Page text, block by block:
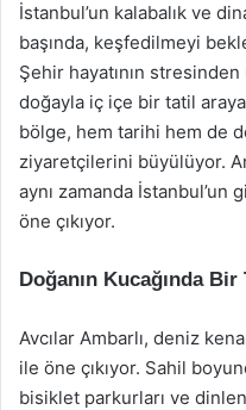
İstanbul’un kalabalık ve
başında, keşfedilmeyi
Şehir hayatının
doğayla iç içe bir tatil
bölge, hem tarihi hem de
ziyaretçilerini büyülüyor.
aynı zamanda
öne çıkıyor.
Doğanın Kucağında Bir
Avcılar Ambarlı, deniz
ile öne çıkıyor. Sahil
bisiklet parkurları ve